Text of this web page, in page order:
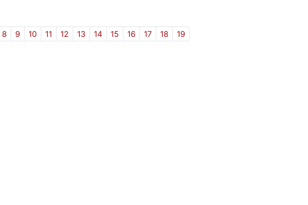
8 9 10 11 12 13 14 15 16 17 18 19